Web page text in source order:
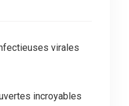
virales
incroyables